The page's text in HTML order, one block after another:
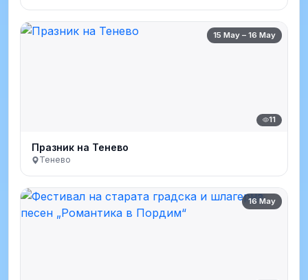
15 May – 16 May
11
Празник на Тенево
Тенево
16 May